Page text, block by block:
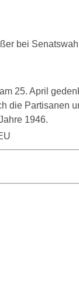
bei
25. April
die Partisanen
1946.